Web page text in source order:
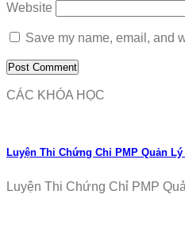
Website
Save my name, email, and
CÁC KHÓA HỌC
Luyện Thi Chứng Chỉ PMP Quản
Luyện Thi Chứng Chỉ PMP